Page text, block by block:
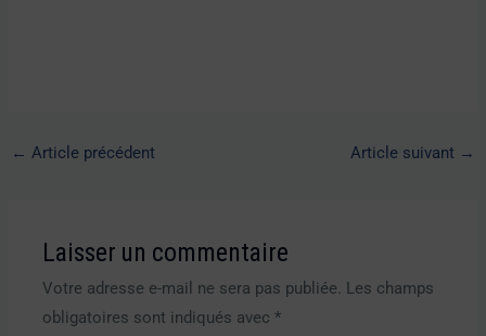
← Article précédent Article suivant →
Laisser un commentaire
Votre adresse e-mail ne sera pas publiée. Les champs
obligatoires sont indiqués avec*